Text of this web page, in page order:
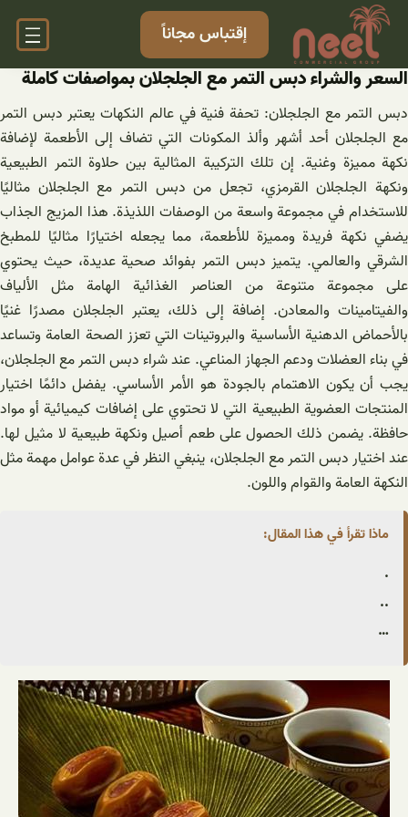
تخطى
المحتوى
إقتباس مجاناً
السعر والشراء دبس التمر مع الجلجلان بمواصفات كاملة
دبس التمر مع الجلجلان: تحفة فنية في عالم النكهات يعتبر دبس التمر
مع الجلجلان أحد أشهر وألذ المكونات التي تضاف إلى الأطعمة لإضافة
نكهة مميزة وغنية. إن تلك التركيبة المثالية بين حلاوة التمر الطبيعية
ونكهة الجلجلان القرمزي، تجعل من دبس التمر مع الجلجلان مثاليًا
للاستخدام في مجموعة واسعة من الوصفات اللذيذة. هذا المزيج الجذاب
يضفي نكهة فريدة ومميزة للأطعمة، مما يجعله اختيارًا مثاليًا للمطبخ
الشرقي والعالمي. يتميز دبس التمر بفوائد صحية عديدة، حيث يحتوي
على مجموعة متنوعة من العناصر الغذائية الهامة مثل الألياف
والفيتامينات والمعادن. إضافة إلى ذلك، يعتبر الجلجلان مصدرًا غنيًا
بالأحماض الدهنية الأساسية والبروتينات التي تعزز الصحة العامة وتساعد
في بناء العضلات ودعم الجهاز المناعي. عند شراء دبس التمر مع الجلجلان،
يجب أن يكون الاهتمام بالجودة هو الأمر الأساسي. يفضل دائمًا اختيار
المنتجات العضوية الطبيعية التي لا تحتوي على إضافات كيميائية أو مواد
حافظة. يضمن ذلك الحصول على طعم أصيل ونكهة طبيعية لا مثيل لها.
عند اختيار دبس التمر مع الجلجلان، ينبغي النظر في عدة عوامل مهمة مثل
النكهة العامة والقوام واللون.
ماذا تقرأ في هذا المقال:
.
..
…